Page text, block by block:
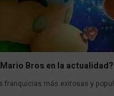
Bros en la actualidad?
franquicias más exitosas y